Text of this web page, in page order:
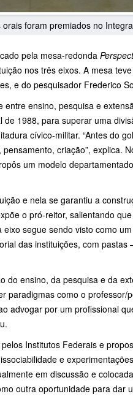
foram premiados no
pela mesa-redonda
nos três eixos. A mesa
e do pesquisador Frederico
entre ensino, pesquisa e
1988, para superar uma
cívico-militar. “Antes do
criação”, explica.
um modelo
e nela se garantiu a
o pró-reitor, salientando
segue sendo visto como
das instituições, com
do ensino, da pesquisa e da
paradigmas como o professor/
advogar por um profissional
Institutos Federais e
e
em discussão e
outra oportunidade para dar